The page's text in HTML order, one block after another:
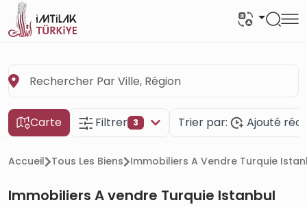
Carte Filtrer 3 Trier par: Ajouté
Accueil Tous Les Biens Immobiliers A Vendre Turquie
Immobiliers A vendre Turquie Istanbul